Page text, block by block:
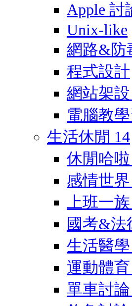
Apple 討
Unix-like
網路&防
程式設計
網站架設
電腦教
生活休閒 14
休閒哈啦
感情世界
上班一族
國考&法
生活醫學
運動體育
單車討論